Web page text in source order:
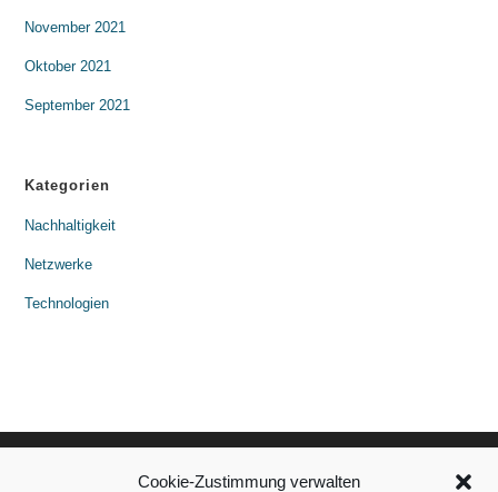
Cookie-Zustimmung verwalten
November 2021
Oktober 2021
September 2021
Kategorien
Nachhaltigkeit
Netzwerke
Technologien